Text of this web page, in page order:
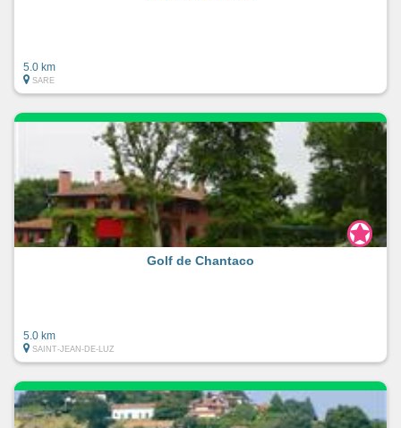
5.0 km
SARE
Golf de Chantaco
5.0 km
SAINT-JEAN-DE-LUZ